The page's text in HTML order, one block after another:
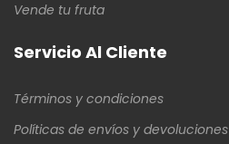
Vende tu fruta
Servicio Al Cliente
Términos y condiciones
Políticas de envíos y devoluciones